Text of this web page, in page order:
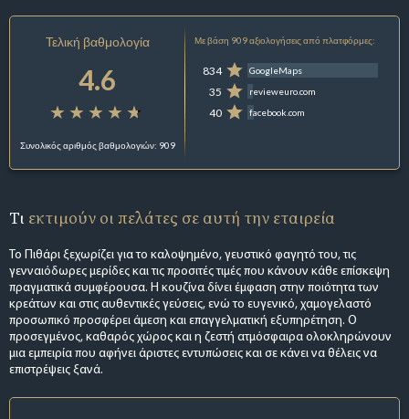
Τελική βαθμολογία
4.6
Συνολικός αριθμός βαθμολογιών: 909
Με βάση 909 αξιολογήσεις από πλατφόρμες:
834 GoogleMaps
35 revieweuro.com
40 facebook.com
Τι εκτιμούν οι πελάτες σε αυτή την εταιρεία
Το Πιθάρι ξεχωρίζει για το καλοψημένο, γευστικό φαγητό του, τις
γενναιόδωρες μερίδες και τις προσιτές τιμές που κάνουν κάθε επίσκεψη
πραγματικά συμφέρουσα. Η κουζίνα δίνει έμφαση στην ποιότητα των
κρεάτων και στις αυθεντικές γεύσεις, ενώ το ευγενικό, χαμογελαστό
προσωπικό προσφέρει άμεση και επαγγελματική εξυπηρέτηση. Ο
προσεγμένος, καθαρός χώρος και η ζεστή ατμόσφαιρα ολοκληρώνουν
μια εμπειρία που αφήνει άριστες εντυπώσεις και σε κάνει να θέλεις να
επιστρέψεις ξανά.